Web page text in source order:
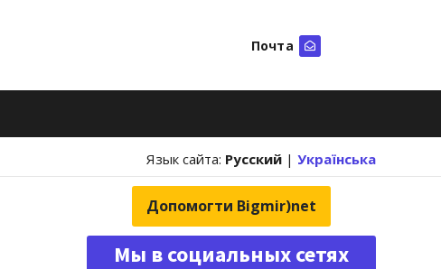
Почта
Язык сайта: Русский | Українська
Допомогти Bigmir)net
Мы в социальных сетях